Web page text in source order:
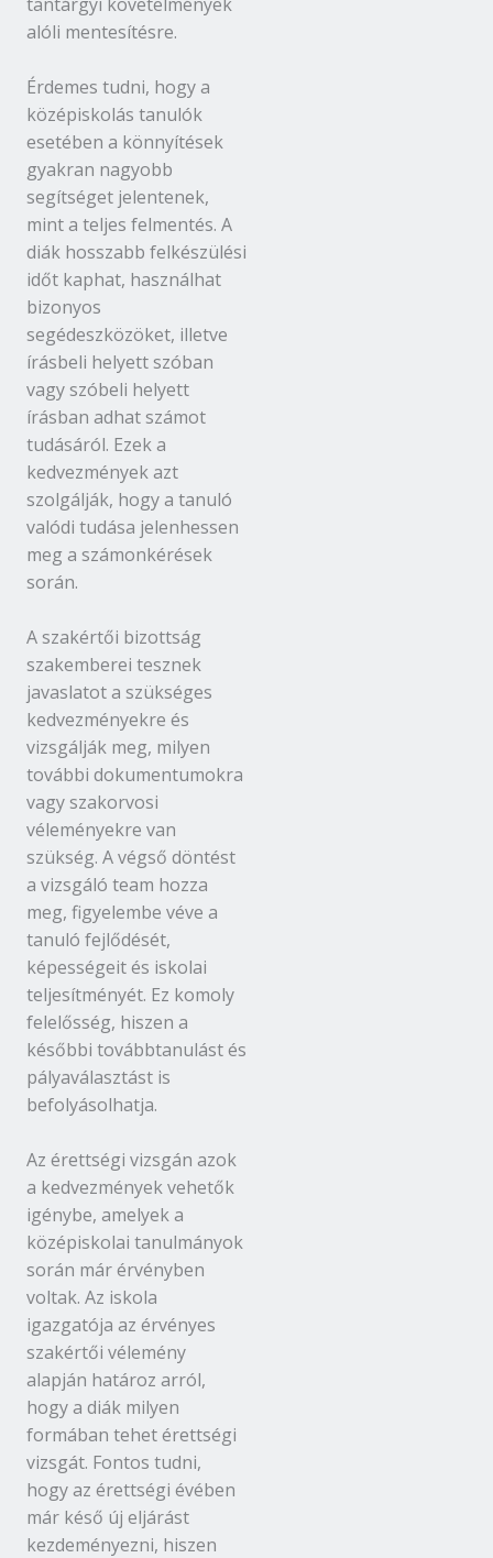
alóli mentesítésre.
Érdemes tudni, hogy a
középiskolás tanulók
esetében a könnyítések
gyakran nagyobb
segítséget jelentenek,
mint a teljes felmentés. A
diák hosszabb felkészülési
időt kaphat, használhat
bizonyos
segédeszközöket, illetve
írásbeli helyett szóban
vagy szóbeli helyett
írásban adhat számot
tudásáról. Ezek a
kedvezmények azt
szolgálják, hogy a tanuló
valódi tudása jelenhessen
meg a számonkérések
során.
A szakértői bizottság
szakemberei tesznek
javaslatot a szükséges
kedvezményekre és
vizsgálják meg, milyen
további dokumentumokra
vagy szakorvosi
véleményekre van
szükség. A végső döntést
a vizsgáló team hozza
meg, figyelembe véve a
tanuló fejlődését,
képességeit és iskolai
teljesítményét. Ez komoly
felelősség, hiszen a
későbbi továbbtanulást és
pályaválasztást is
befolyásolhatja.
Az érettségi vizsgán azok
a kedvezmények vehetők
igénybe, amelyek a
középiskolai tanulmányok
során már érvényben
voltak. Az iskola
igazgatója az érvényes
szakértői vélemény
alapján határoz arról,
hogy a diák milyen
formában tehet érettségi
vizsgát. Fontos tudni,
hogy az érettségi évében
már késő új eljárást
kezdeményezni, hiszen